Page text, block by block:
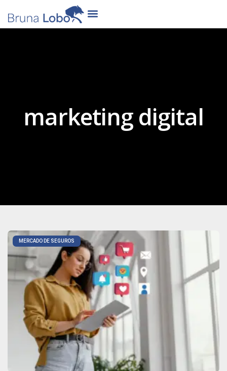
marketing digital
MERCADO DE SEGUROS